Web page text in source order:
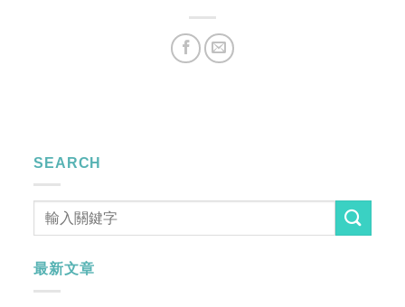
SEARCH
最新文章